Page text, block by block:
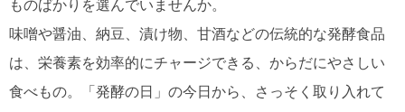
ものばかりを選んでいませんか。
味噌や醤油、納豆、漬け物、甘酒などの伝統的な発酵食品
は、栄養素を効率的にチャージできる、からだにやさしい
食べもの。「発酵の日」の今日から、さっそく取り入れて